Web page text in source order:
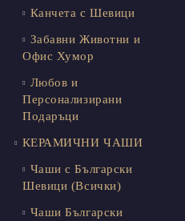
Канчета с Шевици
Забавни Животни и
Офис Хумор
Любов и
Персонализирани
Подаръци
КЕРАМИЧНИ ЧАШИ
Чаши с Български
Шевици (Всички)
Чаши Български